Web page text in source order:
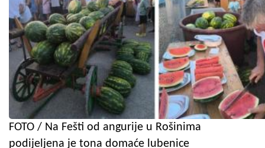
FOTO / Na Fešti od angurije u Rošinima
podijeljena je tona domaće lubenice